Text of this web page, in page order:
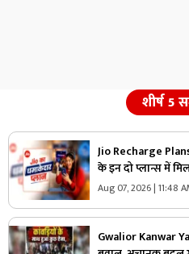
शीर्ष 5
Jio Recharge
के इन दो प्लान्स में
प्लान है आपके लिए
Aug 07, 2026 | 11:48
Gwalior Kanwar